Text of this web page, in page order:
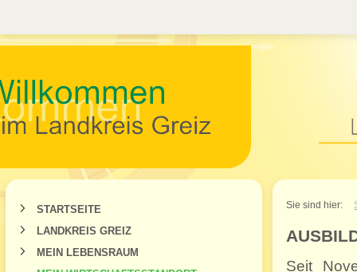
Willkommen im
STARTSEITE
LANDKREIS GREIZ
MEIN LEBENSRAUM
Sie sind hier:
Seit